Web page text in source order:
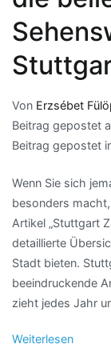
Von Erzsébet
Beitrag gepostet
Beitrag gepostet
Wenn Sie sich
besonders
Artikel „Stuttgart
detaillierte
Stadt bieten.
beeindruckende
zieht jedes Jahr
Weiterlesen